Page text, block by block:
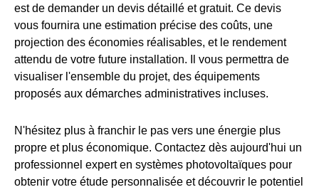
est de demander un devis détaillé et gratuit. Ce devis
vous fournira une estimation précise des coûts, une
projection des économies réalisables, et le rendement
attendu de votre future installation. Il vous permettra de
visualiser l'ensemble du projet, des équipements
proposés aux démarches administratives incluses.
N'hésitez plus à franchir le pas vers une énergie plus
propre et plus économique. Contactez dès aujourd'hui un
professionnel expert en systèmes photovoltaïques pour
obtenir votre étude personnalisée et découvrir le potentiel